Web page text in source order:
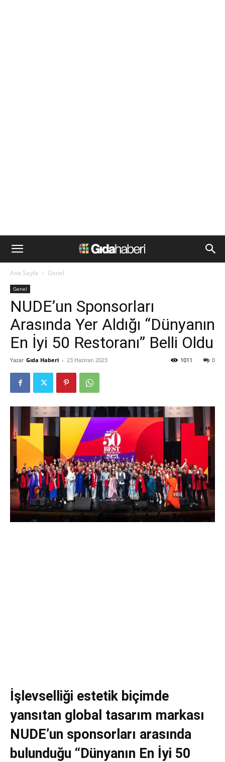
Ana Sayfa Genel
Genel
NUDE’un Sponsorları
Arasında Yer Aldığı “Dünyanın
En İyi 50 Restoranı” Belli Oldu
Yazar Gıda Haberi - 23 Haziran 2023 0
1011
İşlevselliği estetik biçimde
yansıtan global tasarım markası
NUDE’un sponsorları arasında
bulunduğu “Dünyanın En İyi 50